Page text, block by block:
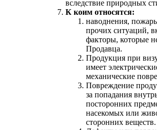
вследствие природных
К коим относятся:
наводнения,
прочих ситуаций,
факторы, которые
Продавца.
Продукция при
имеет
механические
Повреждение
за попадания
посторонних
насекомых или
сторонних веществ.